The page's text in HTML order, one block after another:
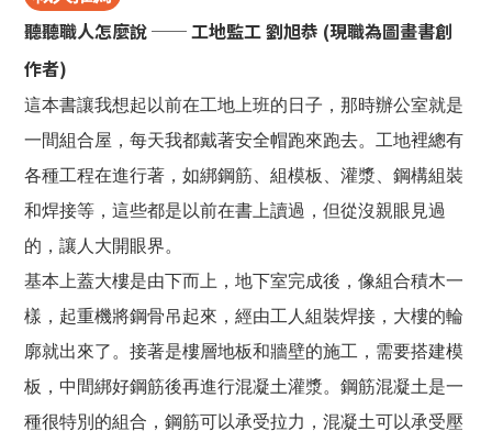
聽聽職人怎麼說 ── 工地監工 劉旭恭 (現職為圖畫書創
作者)
這本書讓我想起以前在工地上班的日子，那時辦公室就是
一間組合屋，每天我都戴著安全帽跑來跑去。工地裡總有
各種工程在進行著，如綁鋼筋、組模板、灌漿、鋼構組裝
和焊接等，這些都是以前在書上讀過，但從沒親眼見過
的，讓人大開眼界。
基本上蓋大樓是由下而上，地下室完成後，像組合積木一
樣，起重機將鋼骨吊起來，經由工人組裝焊接，大樓的輪
廓就出來了。接著是樓層地板和牆壁的施工，需要搭建模
板，中間綁好鋼筋後再進行混凝土灌漿。鋼筋混凝土是一
種很特別的組合，鋼筋可以承受拉力，混凝土可以承受壓